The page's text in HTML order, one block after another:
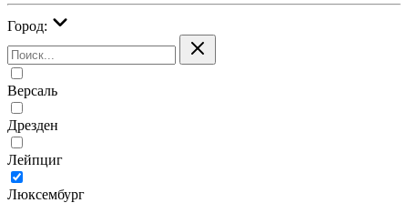
Город:
Версаль
Дрезден
Лейпциг
Люксембург